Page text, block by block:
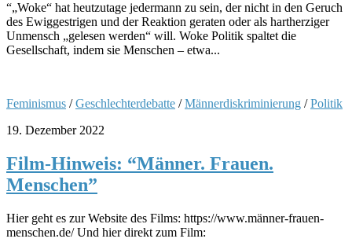
“„Woke“ hat heutzutage jedermann zu sein, der nicht in den Geruch
des Ewiggestrigen und der Reaktion geraten oder als hartherziger
Unmensch „gelesen werden“ will. Woke Politik spaltet die
Gesellschaft, indem sie Menschen – etwa...
Feminismus /Geschlechterdebatte /Männerdiskriminierung /Politik
19. Dezember 2022
Film-Hinweis: “Männer. Frauen.
Menschen”
Hier geht es zur Website des Films: https://www.männer-frauen-
menschen.de/ Und hier direkt zum Film: